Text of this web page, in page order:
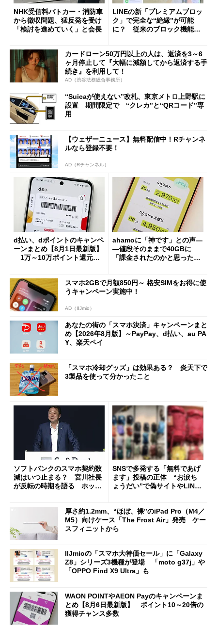
NHK受信料パトカー・消防車
から徴収問題、猛反発を受け
「検討を進めていく」と会長
LINEの新「プレミアムブロッ
ク」で完全な“絶縁”が可能
に？ 従来のブロック機能と
カードローン50万円以上の人は、返済を3～6
ヶ月停止して『大幅に減額してから返済する手
続き』を利用して！
AD（渋谷法務総合事務所）
“Suicaが使えない”改札、東京メトロ上野駅に
設置 期間限定で “クレカ”と“QRコード”専
用
【ウェザーニュース】無料配信中！Rチャンネ
ルなら登録不要！
AD（Rチャンネル）
d払い、dポイントのキャンペ
ーンまとめ【8月1日最新版】
1万～10万ポイント還元の
ahamoに「神です」との声―
―値段そのままで40GBに
「課金されたのかと思った」
スマホ2GBで月額850円～ 格安SIMをお得に使
うキャンペーン実施中！
AD（IIJmio）
あなたの街の「スマホ決済」キャンペーンまと
め【2026年8月版】～PayPay、d払い、au PA
Y、楽天ペイ
「スマホ冷却グッズ」は効果ある？ 炎天下で
3製品を使って分かったこと
ソフトバンクのスマホ契約数
減はいつ止まる？ 宮川社長
が反転の時期を語る ホッピ
SNSで多発する「無料であげ
ます」投稿の正体 “お涙ち
ょうだい”で偽サイトやLINE
厚さ約1.2mm、“ほぼ、裸”のiPad Pro（M4／
M5）向けケース「The Frost Air」発売 ケー
スフィニットから
IIJmioの「スマホ大特価セール」に「Galaxy
Z8」シリーズ3機種が登場 「moto g37j」や
「OPPO Find X9 Ultra」も
WAON POINTやAEON Payのキャンペーンま
とめ【8月6日最新版】 ポイント10～20倍の
獲得チャンス多数